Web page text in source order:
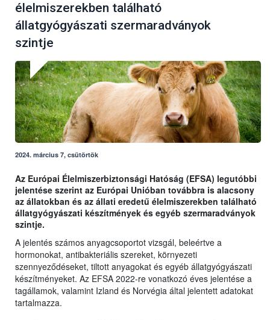
élelmiszerekben található
állatgyógyászati szermaradványok
szintje
2024. március 7, csütörtök
Az Európai Élelmiszerbiztonsági Hatóság (EFSA) legutóbbi
jelentése szerint az Európai Unióban továbbra is alacsony
az állatokban és az állati eredetű élelmiszerekben található
állatgyógyászati készítmények és egyéb szermaradványok
szintje.
A jelentés számos anyagcsoportot vizsgál, beleértve a
hormonokat, antibakteriális szereket, környezeti
szennyeződéseket, tiltott anyagokat és egyéb állatgyógyászati
készítményeket. Az EFSA 2022-re vonatkozó éves jelentése a
tagállamok, valamint Izland és Norvégia által jelentett adatokat
tartalmazza.